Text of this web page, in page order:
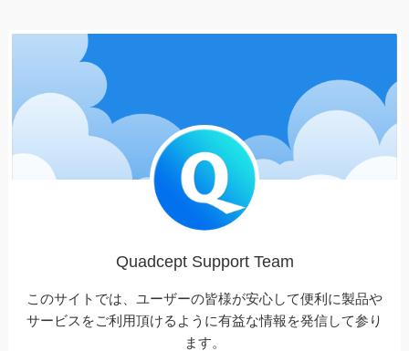
Quadcept Support Team
このサイトでは、ユーザーの皆様が安心して便利に製品や
サービスをご利用頂けるように有益な情報を発信して参り
ます。